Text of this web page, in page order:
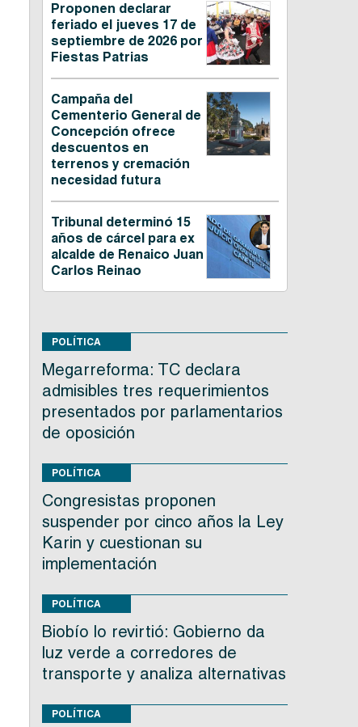
Proponen declarar
feriado el jueves 17 de
septiembre de 2026 por
Fiestas Patrias
Campaña del
Cementerio General de
Concepción ofrece
descuentos en
terrenos y cremación
necesidad futura
Tribunal determinó 15
años de cárcel para ex
alcalde de Renaico Juan
Carlos Reinao
POLÍTICA
Megarreforma: TC declara
admisibles tres requerimientos
presentados por parlamentarios
de oposición
POLÍTICA
Congresistas proponen
suspender por cinco años la Ley
Karin y cuestionan su
implementación
POLÍTICA
Biobío lo revirtió: Gobierno da
luz verde a corredores de
transporte y analiza alternativas
POLÍTICA